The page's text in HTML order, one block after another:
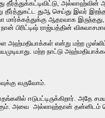
அல்லாஹ்வின்
தீர்த்துகட்ட துஆ செய்து இவர்
மார்க்கத்துக்கு ஆதரவாக
பிரிட்டிஷ் ராஜ்யத்தின்
அஹ்மதியாக்கள் என்று மற்ற
மற்ற நாட்டு
வருவோம்.
ஈடுபட்டிருக்கிறார்.
அவை அல்லாஹ்தான் தன்னிடம்